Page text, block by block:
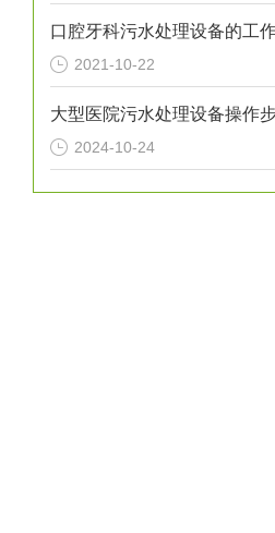
2021-10-22
2024-10-24